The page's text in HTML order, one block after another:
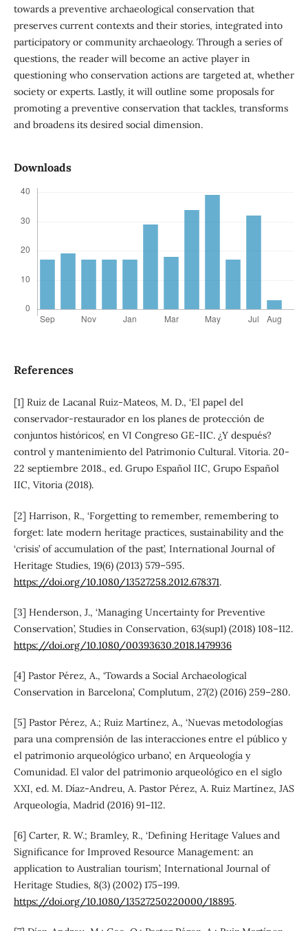
towards a preventive archaeological conservation that
preserves current contexts and their stories, integrated into
participatory or community archaeology. Through a series of
questions, the reader will become an active player in
questioning who conservation actions are targeted at, whether
society or experts. Lastly, it will outline some proposals for
promoting a preventive conservation that tackles, transforms
and broadens its desired social dimension.
Downloads
References
[1] Ruiz de Lacanal Ruiz-Mateos, M. D., ‘El papel del
conservador-restaurador en los planes de protección de
conjuntos históricos’, en VI Congreso GE-IIC. ¿Y después?
control y mantenimiento del Patrimonio Cultural. Vitoria. 20-
22 septiembre 2018., ed. Grupo Español IIC, Grupo Español
IIC, Vitoria (2018).
[2] Harrison, R., ‘Forgetting to remember, remembering to
forget: late modern heritage practices, sustainability and the
‘crisis’ of accumulation of the past’, International Journal of
Heritage Studies, 19(6) (2013) 579–595.
https://doi.org/10.1080/13527258.2012.678371.
[3] Henderson, J., ‘Managing Uncertainty for Preventive
Conservation’, Studies in Conservation, 63(sup1) (2018) 108–112.
https://doi.org/10.1080/00393630.2018.1479936
[4] Pastor Pérez, A., ‘Towards a Social Archaeological
Conservation in Barcelona’, Complutum, 27(2) (2016) 259–280.
[5] Pastor Pérez, A.; Ruiz Martínez, A., ‘Nuevas metodologías
para una comprensión de las interacciones entre el público y
el patrimonio arqueológico urbano’, en Arqueología y
Comunidad. El valor del patrimonio arqueológico en el siglo
XXI, ed. M. Díaz-Andreu, A. Pastor Pérez, A. Ruiz Martínez, JAS
Arqueología, Madrid (2016) 91–112.
[6] Carter, R. W.; Bramley, R., ‘Defining Heritage Values and
Significance for Improved Resource Management: an
application to Australian tourism’, International Journal of
Heritage Studies, 8(3) (2002) 175–199.
https://doi.org/10.1080/13527250220000/18895.